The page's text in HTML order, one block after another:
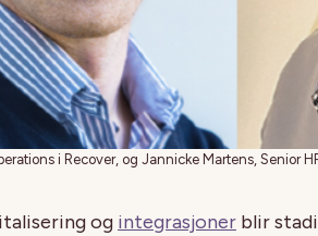
i Recover, og Jannicke Martens, Senior
og integrasjoner blir